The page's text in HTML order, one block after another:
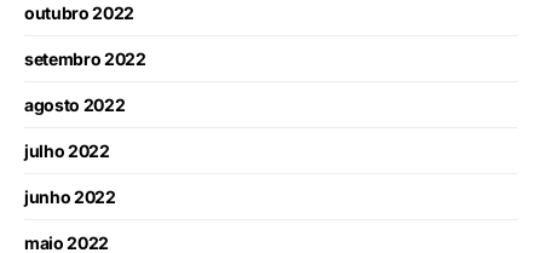
outubro 2022
setembro 2022
agosto 2022
julho 2022
junho 2022
maio 2022